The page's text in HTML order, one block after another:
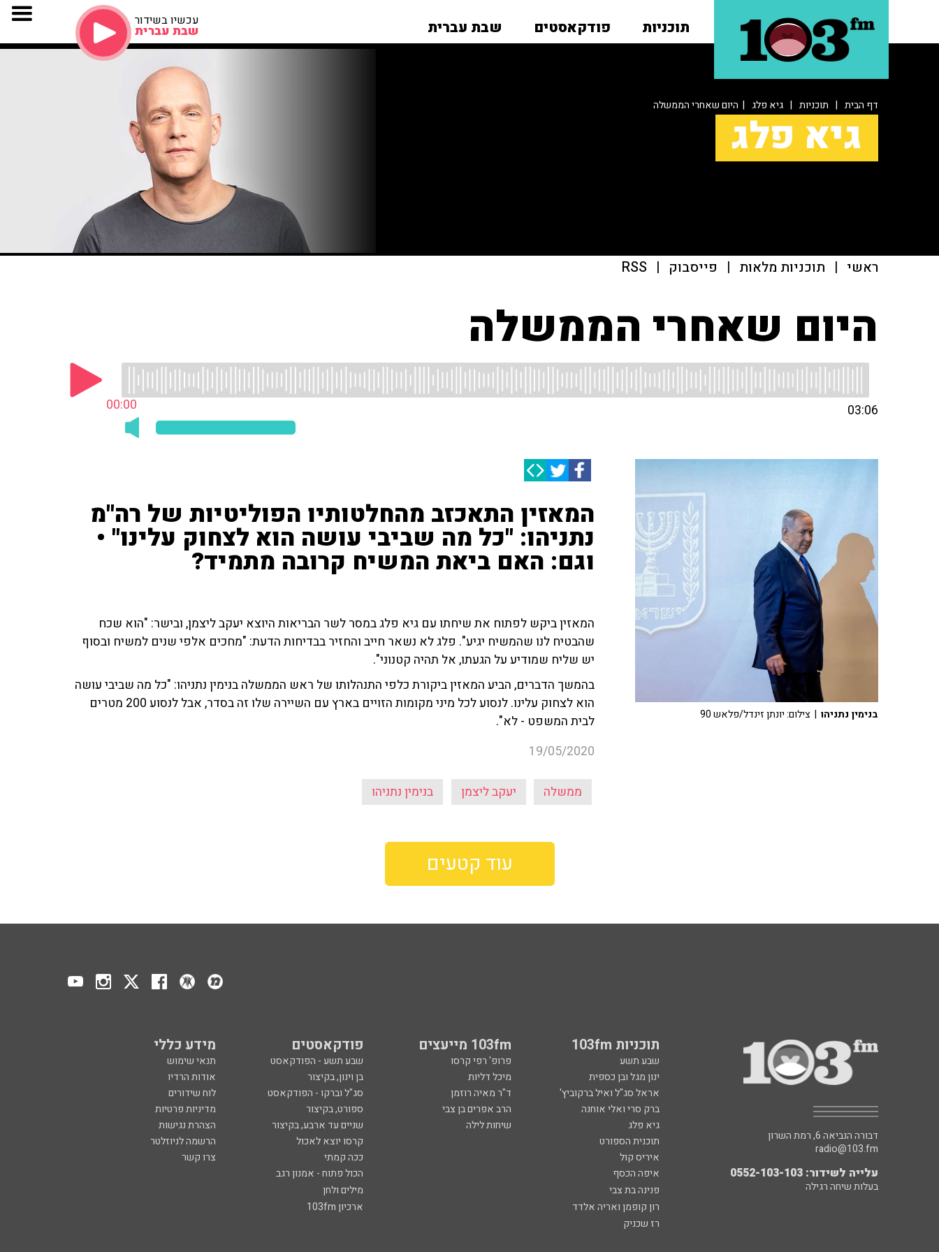
תוכניות פודקאסטים שבת עברית עכשיו בשידור
שבת עברית
דף הבית | תוכניות | גיא פלג | היום שאחרי הממשלה
גיא פלג
ראשי | תוכניות מלאות | פייסבוק |
RSS
היום שאחרי הממשלה
00:00 03:06
המאזין התאכזב מהחלטותיו הפוליטיות של רה"מ
נתניהו: "כל מה שביבי עושה הוא לצחוק עלינו" •
וגם: האם ביאת המשיח קרובה מתמיד?
המאזין ביקש לפתוח את שיחתו עם גיא פלג במסר לשר הבריאות היוצא יעקב ליצמן, ובישר: "הוא שכח
שהבטיח לנו שהמשיח יגיע". פלג לא נשאר חייב והחזיר בבדיחות הדעת: "מחכים אלפי שנים למשיח ובסוף
יש שליח שמודיע על הגעתו, אל תהיה קטנוני".
בהמשך הדברים, הביע המאזין ביקורת כלפי התנהלותו של ראש הממשלה בנימין נתניהו: "כל מה שביבי עושה
הוא לצחוק עלינו. לנסוע לכל מיני מקומות הזויים בארץ עם השיירה שלו זה בסדר, אבל לנסוע 200 מטרים
לבית המשפט - לא".
19/05/2020
ממשלה יעקב ליצמן בנימין נתניהו
בנימין נתניהו | צילום: יונתן זינדל/פלאש 90
עוד קטעים
תוכניות 103fm 103fm מייעצים פודקאסטים מידע כללי
שבע תשע פרופ' רפי קרסו שבע תשע - הפודקאסט
תנאי שימוש
ינון מגל ובן כספית
מיכל דליות בן וינון, בקיצור
אודות הרדיו
אראל סג"ל ואיל ברקוביץ'
ד"ר מאיה רוזמן סג"ל וברקו - הפודקאסט
לוח שידורים
ברק סרי ואלי אוחנה
הרב אפרים בן צבי ספורט, בקיצור
מדיניות פרטיות
גיא פלג
שיחות לילה שניים עד ארבע, בקיצור
הצהרת נגישות
תוכנית הספורט
קרסו יוצא לאכול
הרשמה לניוזלטר
איריס קול
ככה קמתי
צרו קשר
איפה הכסף
הכול פתוח - אמנון רגב
פנינה בת צבי
מילים ולחן
רון קופמן ואריה אלדד
ארכיון 103fm
רז שכניק
דבורה הנביאה 6, רמת השרון
radio@103.fm
עלייה לשידור: 0552-103-103
בעלות שיחה רגילה